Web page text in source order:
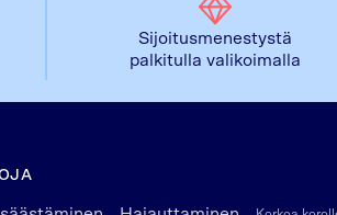
Sijoitusmenestystä
palkitulla valikoimalla